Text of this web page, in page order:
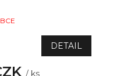
/ ks
DETAIL